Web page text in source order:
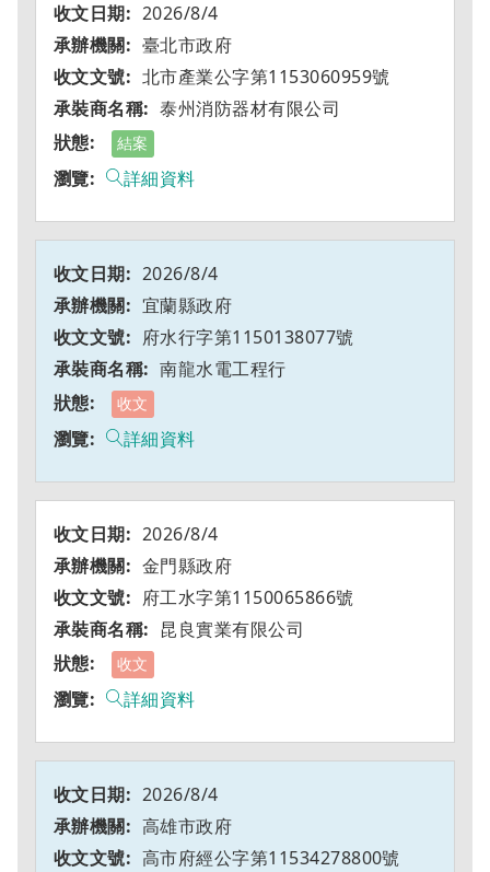
2026/8/4
臺北市政府
北市產業公字第1153060959號
泰州消防器材有限公司
結案
詳細資料
2026/8/4
宜蘭縣政府
府水行字第1150138077號
南龍水電工程行
收文
詳細資料
2026/8/4
金門縣政府
府工水字第1150065866號
昆良實業有限公司
收文
詳細資料
2026/8/4
高雄市政府
高市府經公字第11534278800號